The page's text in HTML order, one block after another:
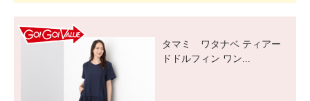
タマミ ワタナベ ティアー
ドドルフィン ワン...